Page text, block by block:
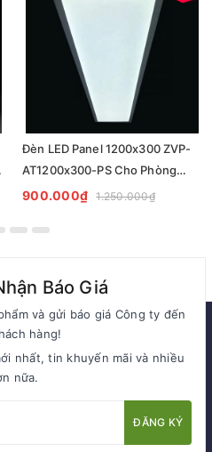
Đèn LED Panel 1200x300 ZVP-
AT1200x300-PS Cho Phòng
Sạch - Giải Pháp Chiếu Sáng
900.000₫ 1.250.000₫
Báo Giá
và gửi báo giá Công ty đến
hàng!
nhất, tin khuyến mãi và nhiều
nữa.
ĐĂNG KÝ